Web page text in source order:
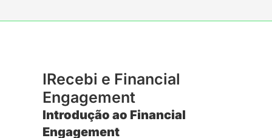
IRecebi e Financial
Engagement
Introdução ao Financial
Engagement